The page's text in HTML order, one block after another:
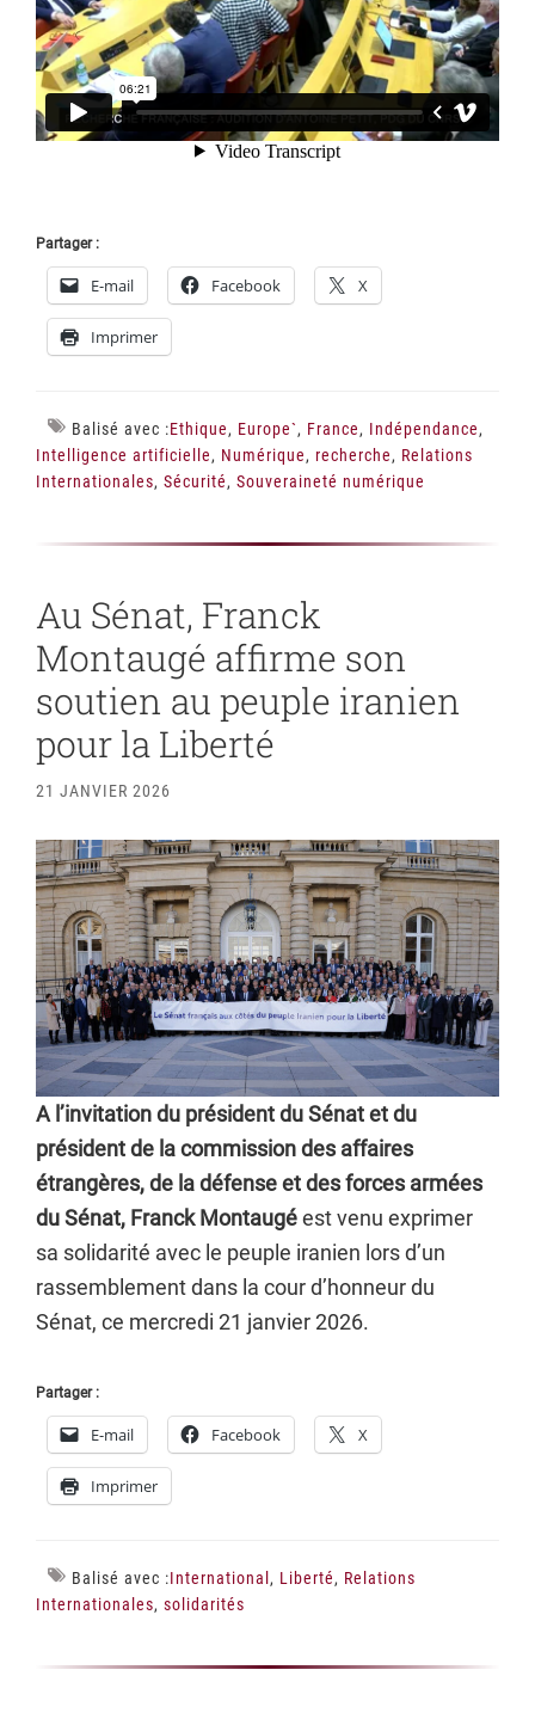
Partager :
E-mail Facebook X
Imprimer
Balisé avec :Ethique, Europe`, France, Indépendance,
Intelligence artificielle, Numérique, recherche, Relations
Internationales, Sécurité, Souveraineté numérique
Au Sénat, Franck
Montaugé affirme son
soutien au peuple iranien
pour la Liberté
21 JANVIER 2026
A l’invitation du président du Sénat et du
président de la commission des affaires
étrangères, de la défense et des forces armées
du Sénat, Franck Montaugéest venu exprimer
sa solidarité avec le peuple iranien lors d’un
rassemblement dans la cour d’honneur du
Sénat, ce mercredi 21 janvier 2026.
Partager :
E-mail Facebook X
Imprimer
Balisé avec :International , Liberté, Relations
Internationales, solidarités